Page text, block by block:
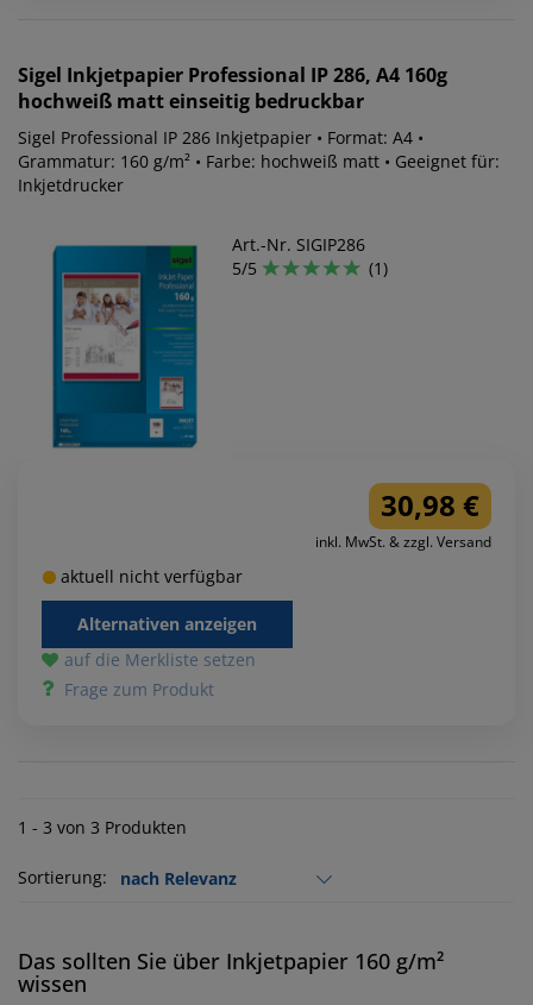
Sigel Inkjetpapier Professional IP 286, A4 160g
hochweiß matt einseitig bedruckbar
Sigel Professional IP 286 Inkjetpapier • Format: A4 •
Grammatur: 160 g/m² • Farbe: hochweiß matt • Geeignet für:
Inkjetdrucker
Art.-Nr. SIGIP286
5/5
(1)
30,98 €
inkl. MwSt. & zzgl. Versand
aktuell nicht verfügbar
Alternativen anzeigen
auf die Merkliste setzen
Frage zum Produkt
1 - 3 von 3 Produkten
Sortierung:
Das sollten Sie über Inkjetpapier 160 g/m²
wissen